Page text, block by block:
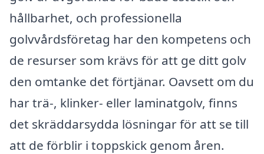
hållbarhet, och professionella
golvvårdsföretag har den kompetens och
de resurser som krävs för att ge ditt golv
den omtanke det förtjänar. Oavsett om du
har trä-, klinker- eller laminatgolv, finns
det skräddarsydda lösningar för att se till
att de förblir i toppskick genom åren.